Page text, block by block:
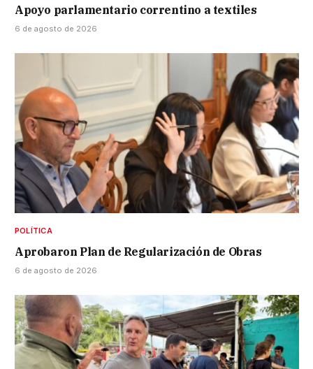
Apoyo parlamentario correntino a textiles
6 de agosto de 2026
POLÍTICA
Aprobaron Plan de Regularización de Obras
6 de agosto de 2026